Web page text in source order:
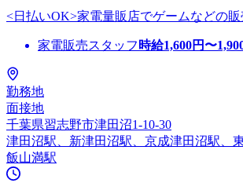
<日払いOK>家電量販店でゲームなどの
家電販売スタッフ 時給1,600円〜
勤務地
面接地
千葉県習志野市津田沼1-10-30
津田沼駅、新津田沼駅、京成津田沼駅、
飯山満駅